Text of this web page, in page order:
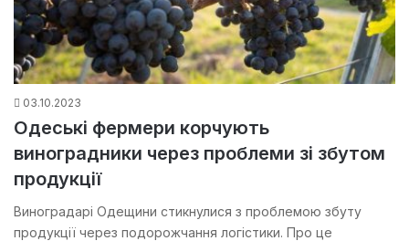
03.10.2023
Одеські фермери корчують
виноградники через проблеми зі збутом
продукції
Виноградарі Одещини стикнулися з проблемою збуту
продукції через подорожчання логістики. Про це